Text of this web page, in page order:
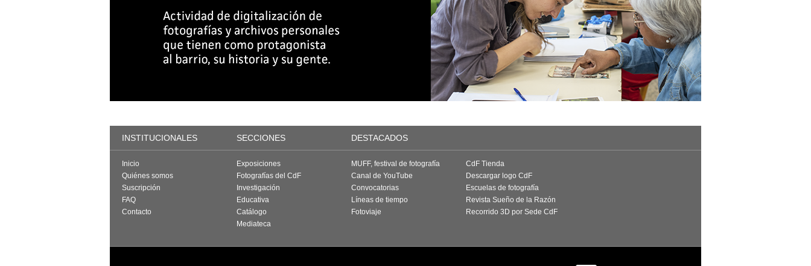
INSTITUCIONALES SECCIONES DESTACADOS
Inicio
Quiénes somos
Suscripción
FAQ
Contacto
Exposiciones
Fotografías del CdF
Investigación
Educativa
Catálogo
Mediateca
MUFF, festival de fotografía
Canal de YouTube
Convocatorias
Líneas de tiempo
Fotoviaje
CdF Tienda
Descargar logo CdF
Escuelas de fotografía
Revista Sueño de la Razón
Recorrido 3D por Sede CdF